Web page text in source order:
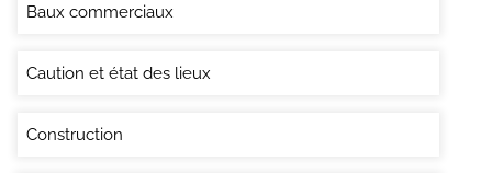
Baux commerciaux
Caution et état des lieux
Construction